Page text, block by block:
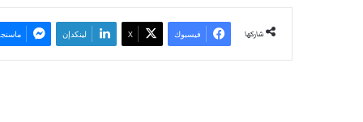
شاركها فيسبوك ‫X لينكدإن